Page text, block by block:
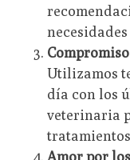
Utilizamos
día con los
veterinaria